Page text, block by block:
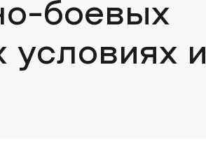
боевых
условиях и